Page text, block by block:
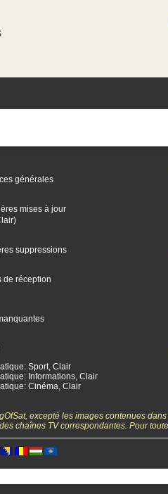
générales
mises à jour
suppressions
de réception
Sport, Clair
Informations, Clair
Cinéma, Clair
excepté les images contenues
chaînes TV correspondantes. Pour